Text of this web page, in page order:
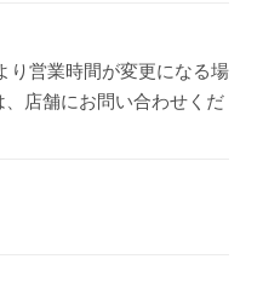
営業時間が変更になる場
店舗にお問い合わせくだ